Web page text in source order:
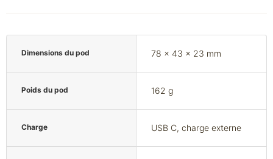
Dimensions du pod 78 x 43 x 23 mm
Poids du pod 162 g
Charge USB C, charge externe